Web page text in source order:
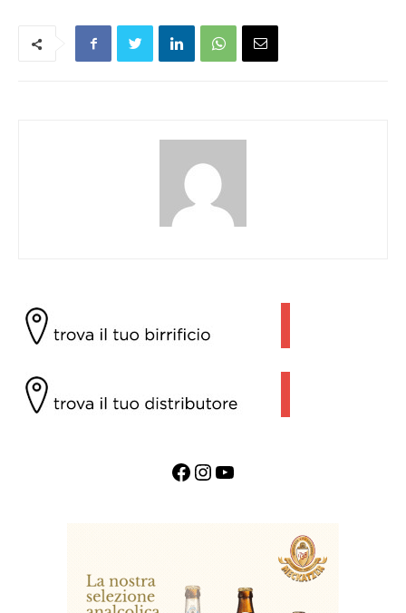
Facebook InstagramYouTube